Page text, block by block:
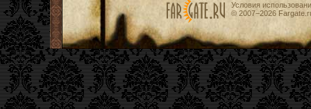
Условия
© 2007−2026